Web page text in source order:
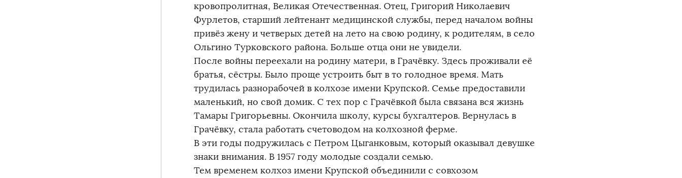
кровопролитная, Великая Отечественная. Отец, Григорий Николаевич
Фурлетов, старший лейтенант медицинской службы, перед началом войны
привёз жену и четверых детей на лето на свою родину, к родителям, в село
Ольгино Турковского района. Больше отца они не увидели.
После войны переехали на родину матери, в Грачёвку. Здесь проживали её
братья, сёстры. Было проще устроить быт в то голодное время. Мать
трудилась разнорабочей в колхозе имени Крупской. Семье предоставили
маленький, но свой домик. С тех пор с Грачёвкой была связана вся жизнь
Тамары Григорьевны. Окончила школу, курсы бухгалтеров. Вернулась в
Грачёвку, стала работать счетоводом на колхозной ферме.
В эти годы подружилась с Петром Цыганковым, который оказывал девушке
знаки внимания. В 1957 году молодые создали семью.
Тем временем колхоз имени Крупской объединили с совхозом